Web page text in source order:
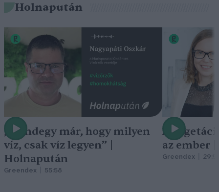
Holnapután
„Mindegy már, hogy milyen
víz, csak víz legyen” |
Holnapután
Greendex 55:58
A
az ember
Greendex